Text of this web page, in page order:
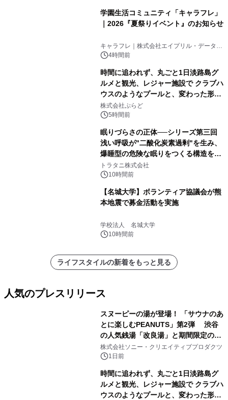
学園生活コミュニティ「キャラフレ」
｜2026『夏祭りイベント』のお知らせ
キャラフレ｜株式会社エイプリル・データ・
デザインズ
4時間前
時間に追われず、丸ごと1日淡路島グ
ルメと観光、レジャー施設で クラブハ
ウスのようなプールと、変わった形の
サウナも 「THE BOXY AWAJI」のお
得な素泊まり連泊プランで
株式会社ぷらど
5時間前
眠りづらさの正体──シリーズ第三回
浅い呼吸が"二酸化炭素過剰"を生み、
爆睡型の危険な眠りをつくる構造を解
説
トラタニ株式会社
10時間前
【名城大学】ボランティア協議会が熊
本地震で募金活動を実施
学校法人 名城大学
10時間前
ライフスタイルの新着をもっと見る
人気のプレスリリース
スヌーピーの湯が登場！ 「サウナのあ
とに楽しむPEANUTS」第2弾 渋谷
の人気銭湯「改良湯」と期間限定のコ
ラボレーション サウナイキタイコラ
ボグッズも発売決定！
株式会社ソニー・クリエイティブプロダクツ
1日前
時間に追われず、丸ごと1日淡路島グ
ルメと観光、レジャー施設で クラブハ
ウスのようなプールと、変わった形の